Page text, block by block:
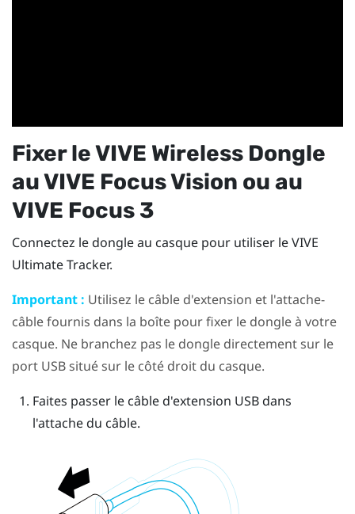
Fixer leVIVE Wireless Dongle
auVIVE Focus Vision ou au
VIVE Focus 3
Connectez le dongle au casque pour utiliser leVIVE
Ultimate Tracker.
Important : Utilisez le câble d'extension et l'attache-
câble fournis dans la boîte pour fixer le dongle à votre
casque. Ne branchez pas le dongle directement sur le
port USB situé sur le côté droit du casque.
Faites passer le câble d'extension USB dans
l'attache du câble.